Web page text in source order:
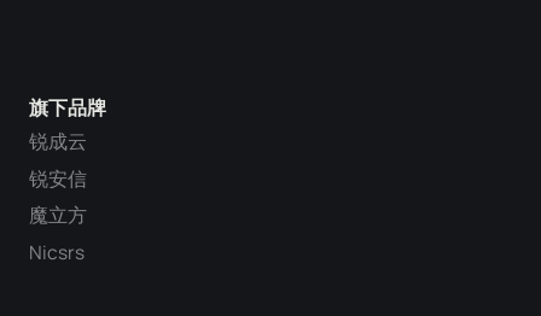
旗下品牌
锐成云
锐安信
魔立方
Nicsrs